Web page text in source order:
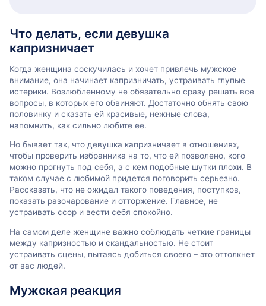
Что делать, если девушка
капризничает
Когда женщина соскучилась и хочет привлечь мужское
внимание, она начинает капризничать, устраивать глупые
истерики. Возлюбленному не обязательно сразу решать все
вопросы, в которых его обвиняют. Достаточно обнять свою
половинку и сказать ей красивые, нежные слова,
напомнить, как сильно любите ее.
Но бывает так, что девушка капризничает в отношениях,
чтобы проверить избранника на то, что ей позволено, кого
можно прогнуть под себя, а с кем подобные шутки плохи. В
таком случае с любимой придется поговорить серьезно.
Рассказать, что не ожидал такого поведения, поступков,
показать разочарование и отторжение. Главное, не
устраивать ссор и вести себя спокойно.
На самом деле женщине важно соблюдать четкие границы
между капризностью и скандальностью. Не стоит
устраивать сцены, пытаясь добиться своего – это оттолкнет
от вас людей.
Мужская реакция